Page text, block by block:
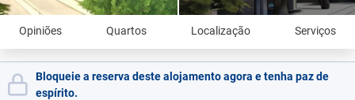
Opiniões Quartos Localização Serviços
Bloqueie a reserva deste alojamento agora e tenha paz de
espírito.